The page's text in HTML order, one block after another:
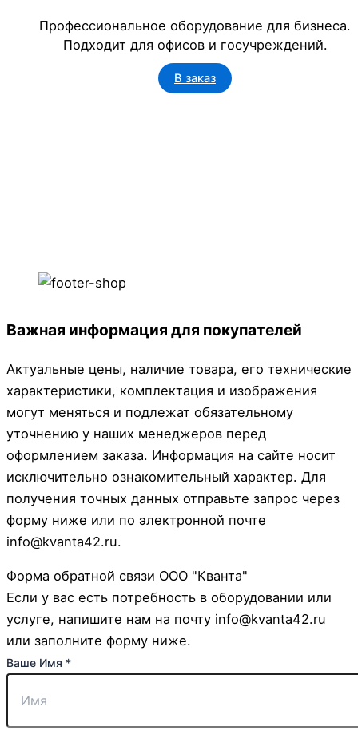
Профессиональное оборудование для бизнеса.
Подходит для офисов и госучреждений.
В заказ
Важная информация для покупателей
Актуальные цены, наличие товара, его технические
характеристики, комплектация и изображения
могут меняться и подлежат обязательному
уточнению у наших менеджеров перед
оформлением заказа. Информация на сайте носит
исключительно ознакомительный характер. Для
получения точных данных отправьте запрос через
форму ниже или по электронной почте
info@kvanta42.ru.
Форма обратной связи ООО "Кванта"
Если у вас есть потребность в оборудовании или
услуге, напишите нам на почту info@kvanta42.ru
или заполните форму ниже.
Ваше Имя *